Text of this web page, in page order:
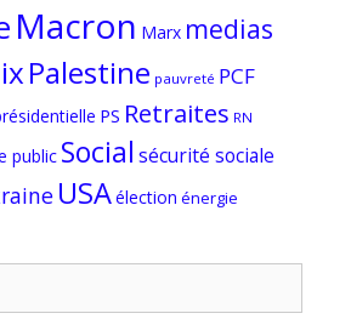
Macron Marx medias
Palestine pauvreté PCF
PS Retraites RN
public Social sécurité sociale
USAélection énergie